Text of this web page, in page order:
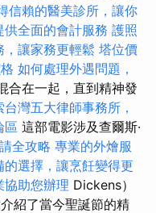
信賴的醫美診所，讓你
全面的會計服務 護照
，讓家務更輕鬆 塔位價
如何處理外遇問題，
合在一起，直到精神發
台灣五大律師事務所，
區 這部電影涉及查爾斯·
全攻略 專業的外燴服
的選擇，讓烹飪變得更
協助您辦理 Dickens）
紹了當今聖誕節的精